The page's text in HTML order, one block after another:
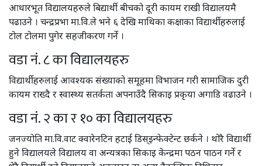
आधारभूत विद्यालयहरुले बिद्यार्थी बीचको दूरी कायम राखी विद्यालयमै
पढाउने । चन्द्रप्रभा मा.वि.ले भने ६ देखि माथिका कक्षाका विद्यार्थीहरुलाई
टोल टोलमा पुगेर सहजीकरण गर्ने ।
वडा नं. ८ का विद्यालयहरु
विद्यार्थीहरुलाई आवश्यक संख्याको समूहमा विभाजन गरी सामाजिक दुरी
कायम राख्दै र स्वास्थ्य सतर्कता अपनाउँदै सिकाइ प्रकृया अगाडि वढाउने ।
वडा नं. २ का र १० का विद्यालयहरु
जनज्योति मा.वि.वाट क्वारेनटिन हटाई डिस्इन्फेक्टेन्ट छर्कने । थोरै विद्यार्थी
हुने विद्यालयले विद्यालय वा अन्यत्रका सिकाइ केन्द्रमा पठन पाठन गर्ने र